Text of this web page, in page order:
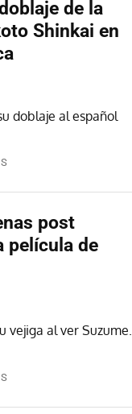
de la
Shinkai en
doblaje al español
post
película de
vejiga al ver Suzume.